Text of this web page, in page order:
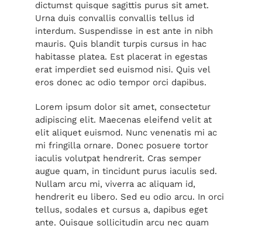
dictumst quisque sagittis purus sit amet.
Urna duis convallis convallis tellus id
interdum. Suspendisse in est ante in nibh
mauris. Quis blandit turpis cursus in hac
habitasse platea. Est placerat in egestas
erat imperdiet sed euismod nisi. Quis vel
eros donec ac odio tempor orci dapibus.
Lorem ipsum dolor sit amet, consectetur
adipiscing elit. Maecenas eleifend velit at
elit aliquet euismod. Nunc venenatis mi ac
mi fringilla ornare. Donec posuere tortor
iaculis volutpat hendrerit. Cras semper
augue quam, in tincidunt purus iaculis sed.
Nullam arcu mi, viverra ac aliquam id,
hendrerit eu libero. Sed eu odio arcu. In orci
tellus, sodales et cursus a, dapibus eget
ante. Quisque sollicitudin arcu nec quam